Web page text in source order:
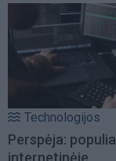
Technologijos
Perspėja:
internetinėje